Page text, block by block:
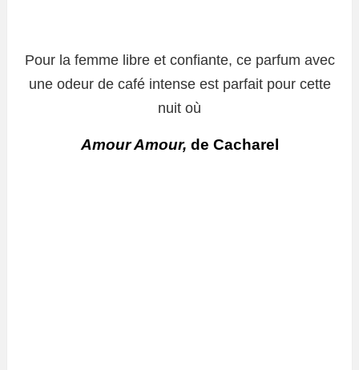
Pour la femme libre et confiante, ce parfum avec
une odeur de café intense est parfait pour cette
nuit où
Amour Amour, de Cacharel